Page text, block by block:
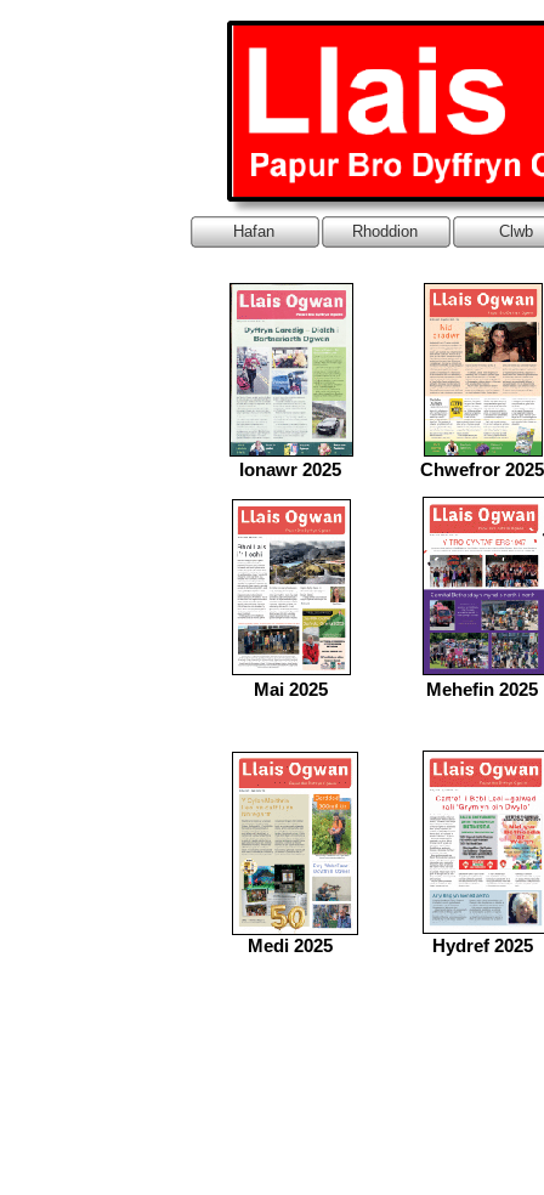
Hafan Rhoddion Clwb
Ionawr 2025 Chwefror 2025
Mai 2025 Mehefin 2025
Medi 2025 Hydref 2025